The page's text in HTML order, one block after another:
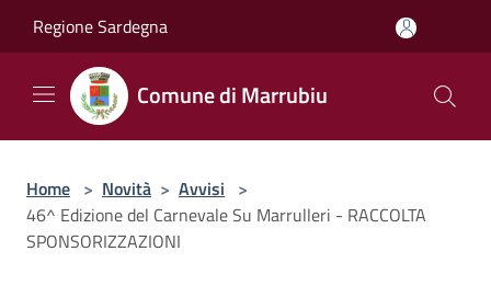
Regione Sardegna
Comune di Marrubiu
Home > Novità > Avvisi >
46^ Edizione del Carnevale Su Marrulleri - RACCOLTA
SPONSORIZZAZIONI